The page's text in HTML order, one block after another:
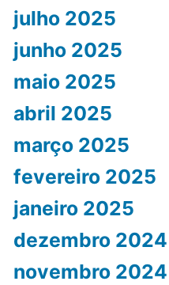
julho 2025
junho 2025
maio 2025
abril 2025
março 2025
fevereiro 2025
janeiro 2025
dezembro 2024
novembro 2024